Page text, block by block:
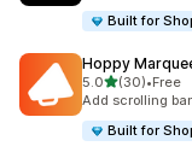
Built for
Hoppy
5.05つ星中
(30)
合計レビュー数：
•Free
Add scrolling
Built for